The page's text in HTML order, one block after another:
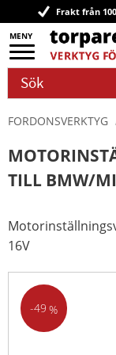
Meny
Frakt från
FORDONSVERKTYG
TILL BMW/
16V
49 %